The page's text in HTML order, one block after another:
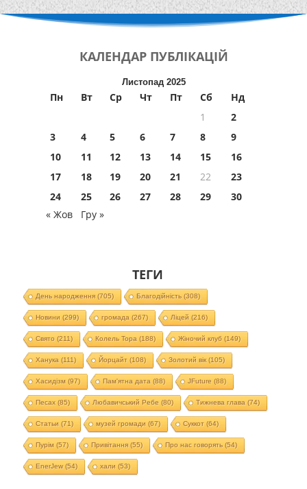
КАЛЕНДАР ПУБЛІКАЦІЙ
Листопад 2025
Пн Вт Ср Чт Пт Сб
Нд
1
2
3
4 5 6 7 8
9
10
11 12 13 14 15
16
17
18 19 20 21 22
23
24
25 26 27 28 29
30
« Жов
Гру »
ТЕГИ
День народження(705) Благодійність (308)
Новини (299) громада (267) Ліцей (216)
Свято (211) Колель Тора (188) Жіночий клуб (149)
Ханука (111) Йорцайт (108) Золотий вік(105)
Хасидізм (97) Пам'ятна дата (88) JFuture (88)
Песах(85) Любавичський Ребе (80) Тижнева глава (74)
Статьи (71) музей громади (67) Суккот (64)
Пурім (57) Привітання(55) Про нас говорять (54)
EnerJew(54) хали (53)